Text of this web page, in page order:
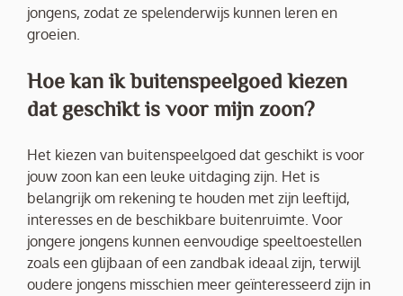
jongens, zodat ze spelenderwijs kunnen leren en
groeien.
Hoe kan ik buitenspeelgoed kiezen
dat geschikt is voor mijn zoon?
Het kiezen van buitenspeelgoed dat geschikt is voor
jouw zoon kan een leuke uitdaging zijn. Het is
belangrijk om rekening te houden met zijn leeftijd,
interesses en de beschikbare buitenruimte. Voor
jongere jongens kunnen eenvoudige speeltoestellen
zoals een glijbaan of een zandbak ideaal zijn, terwijl
oudere jongens misschien meer geïnteresseerd zijn in